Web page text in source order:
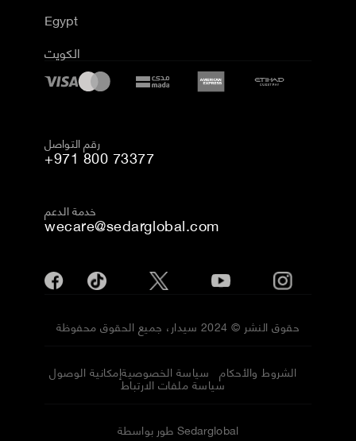
Egypt
الكويت
رقم التواصل
+971 800 73377
خدمة الدعم
wecare@sedarglobal.com
حقوق النشر © 2024 سيدار، جميع الحقوق محفوظة
إمكانية الوصولسياسة الخصوصية الشروط والأحكام
سياسة ملفات الارتباط
طور بواسطة Sedarglobal